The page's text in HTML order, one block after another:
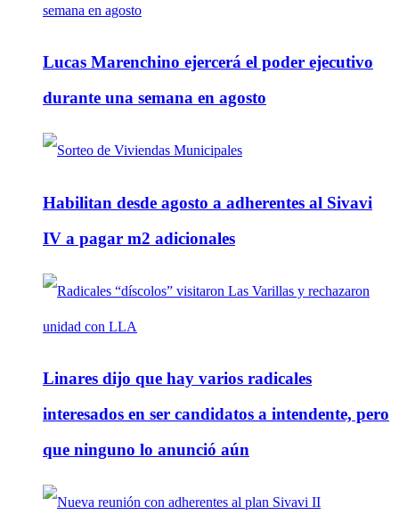
Lucas Marenchino ejercerá el poder ejecutivo
durante una semana en agosto
Habilitan desde agosto a adherentes al Sivavi
IV a pagar m2 adicionales
Linares dijo que hay varios radicales
interesados en ser candidatos a intendente, pero
que ninguno lo anunció aún